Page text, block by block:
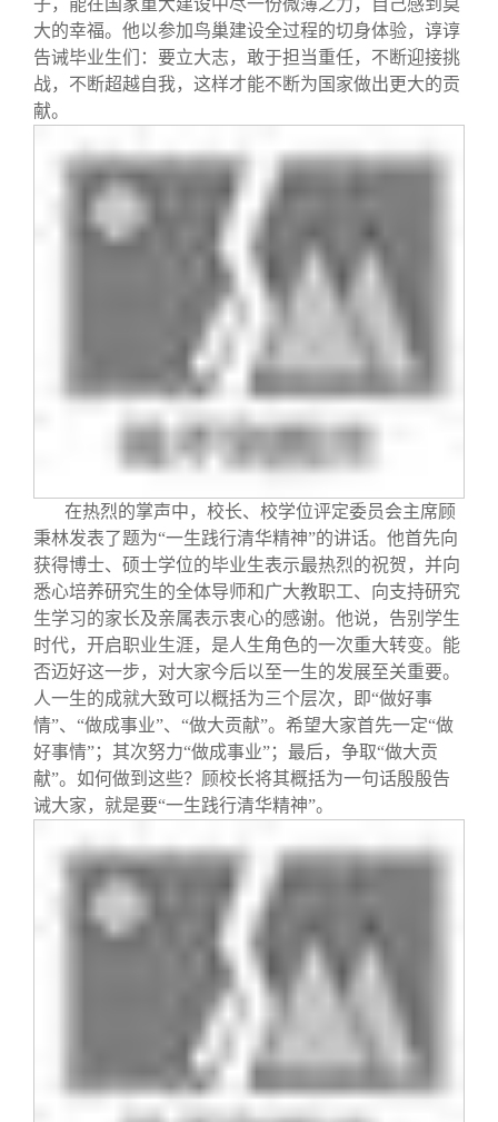
大的幸福。他以参加鸟巢建设全过程的切身体验，谆谆
告诫毕业生们：要立大志，敢于担当重任，不断迎接挑
战，不断超越自我，这样才能不断为国家做出更大的贡
献。
在热烈的掌声中，校长、校学位评定委员会主席顾
秉林发表了题为“一生践行清华精神”的讲话。他首先向
获得博士、硕士学位的毕业生表示最热烈的祝贺，并向
悉心培养研究生的全体导师和广大教职工、向支持研究
生学习的家长及亲属表示衷心的感谢。他说，告别学生
时代，开启职业生涯，是人生角色的一次重大转变。能
否迈好这一步，对大家今后以至一生的发展至关重要。
人一生的成就大致可以概括为三个层次，即“做好事
情”、“做成事业”、“做大贡献”。希望大家首先一定“做
好事情”；其次努力“做成事业”；最后，争取“做大贡
献”。如何做到这些？顾校长将其概括为一句话殷殷告
诫大家，就是要“一生践行清华精神”。